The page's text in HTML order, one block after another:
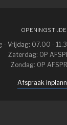
- Vrijdag: 07.00 -
Zaterdag: OP
Zondag: OP
Afspraak